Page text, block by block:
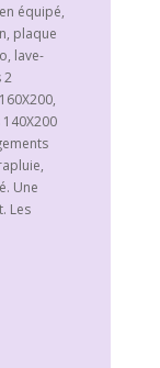
équipé,
plaque
lave-
2
Une
Les